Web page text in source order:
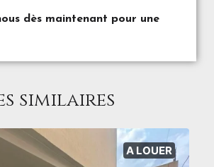
dès maintenant pour une
similaires
A LOUER